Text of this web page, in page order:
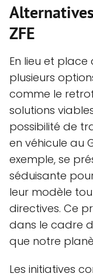
ZFE
En lieu et place
plusieurs
comme le
solutions
possibilité de
en véhicule au
exemple, se
séduisante
leur modèle
directives. Ce
dans le cadre
que notre
Les initiatives